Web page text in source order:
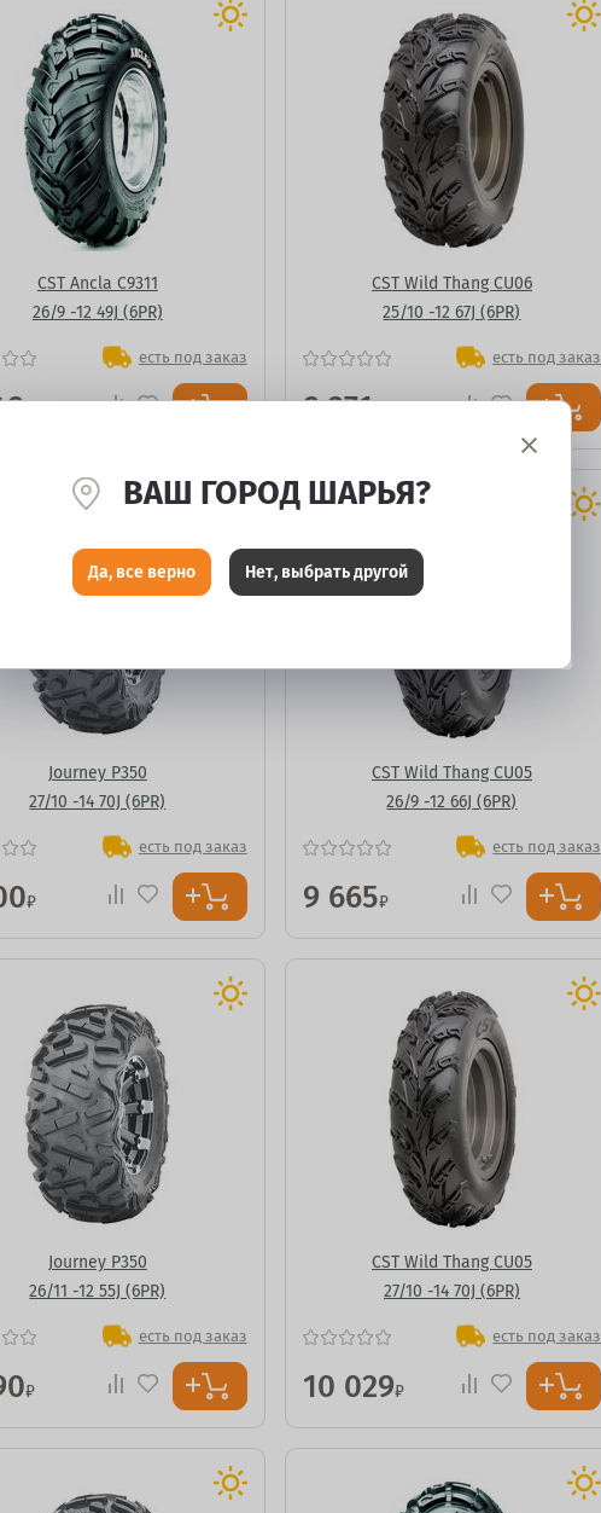
CST Ancla C9311
26/9 -12 49J (6PR)
есть под заказ
CST Wild Thang CU06
25/10 -12 67J (6PR)
есть под заказ
9 271
Journey P350
27/10 -14 70J (6PR)
есть под заказ
₽
CST Wild Thang CU05
26/9 -12 66J (6PR)
есть под заказ
9 665₽
Journey P350
26/11 -12 55J (6PR)
есть под заказ
₽
CST Wild Thang CU05
27/10 -14 70J (6PR)
есть под заказ
10 029₽
ВАШ ГОРОД ШАРЬЯ?
Да, все верно Нет, выбрать другой